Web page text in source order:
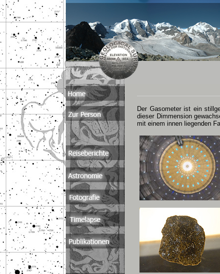
Der Gasometer ist ein
dieser Dimmension
mit einem innen liegenden